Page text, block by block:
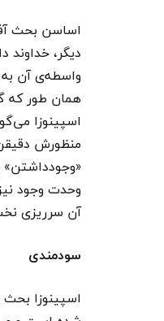
اساسن بحث
واسطه‌ی آن
همان طور که
اسپینوزا
منظورش
وحدت وجود
آن سرریزی
سودمندی
اسپینوزا